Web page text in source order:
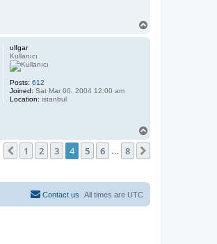
ulfgar
Kullanıcı
Posts: 612
Joined: Sat Mar 06, 2004 12:00 am
Location: istanbul
Page of 8
Previous
1 2 3 4 5 6 8
All times are UTC
Contact us